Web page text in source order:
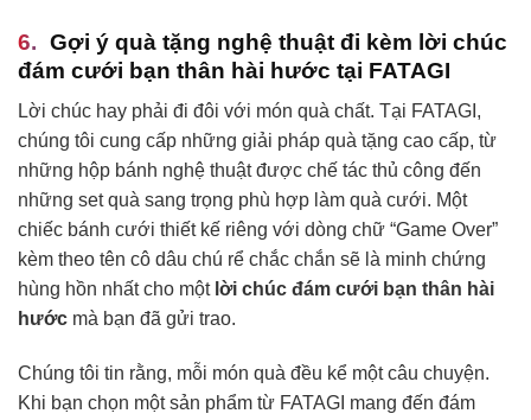
Gợi ý quà tặng nghệ thuật đi kèm lời chúc
đám cưới bạn thân hài hước tại FATAGI
Lời chúc hay phải đi đôi với món quà chất. Tại FATAGI,
chúng tôi cung cấp những giải pháp quà tặng cao cấp, từ
những hộp bánh nghệ thuật được chế tác thủ công đến
những set quà sang trọng phù hợp làm quà cưới. Một
chiếc bánh cưới thiết kế riêng với dòng chữ “Game Over”
kèm theo tên cô dâu chú rể chắc chắn sẽ là minh chứng
hùng hồn nhất cho một lời chúc đám cưới bạn thân hài
hước mà bạn đã gửi trao.
Chúng tôi tin rằng, mỗi món quà đều kể một câu chuyện.
Khi bạn chọn một sản phẩm từ FATAGI mang đến đám